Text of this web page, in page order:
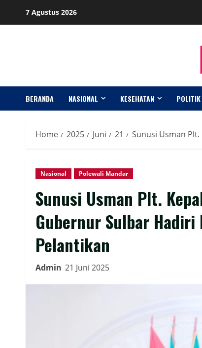
7 Agustus 2026
BERANDA NASIONAL KESEHATAN POLITIK
Home 2025 Juni 21 Sunusi Usman
Nasional Polewali Mandar
Sunusi Usman Plt.
Gubernur Sulbar Hadiri
Pelantikan
Admin 21 Juni 2025